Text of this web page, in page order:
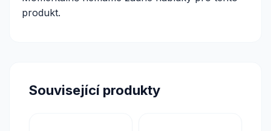
produkt.
Související produkty